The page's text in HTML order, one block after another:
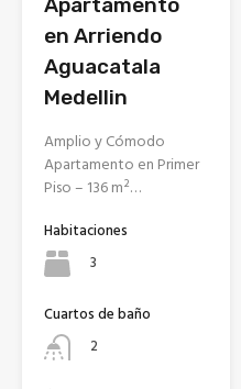
en Arriendo
Aguacatala
Medellin
Amplio y Cómodo
Apartamento en Primer
Piso – 136 m²…
Habitaciones
3
Cuartos de baño
2